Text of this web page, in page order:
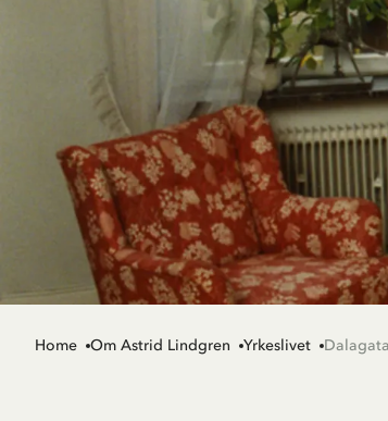
Home Om Astrid Lindgren Yrkeslivet